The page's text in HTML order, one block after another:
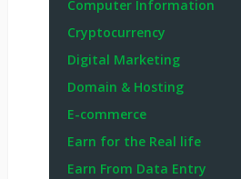
Computer Information
Cryptocurrency
Digital Marketing
Domain & Hosting
E-commerce
Earn for the Real life
Earn From Data Entry